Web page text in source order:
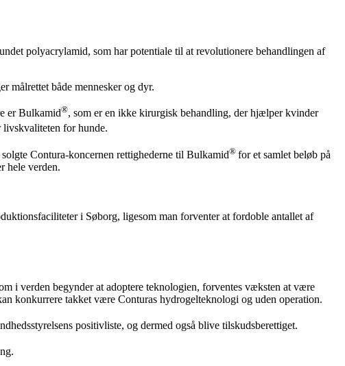
polyacrylamid, som har potentiale til at revolutionere behandlingen af
målrettet både mennesker og dyr.
er Bulkamid®, som er en ikke kirurgisk behandling, der hjælper kvinder
livskvaliteten for hunde.
Contura-koncernen rettighederne til Bulkamid® for et samlet beløb på
hele verden.
i Søborg, ligesom man forventer at fordoble antallet af
i verden begynder at adoptere teknologien, forventes væksten at være
konkurrere takket være Conturas hydrogelteknologi og uden operation.
positivliste, og dermed også blive tilskudsberettiget.